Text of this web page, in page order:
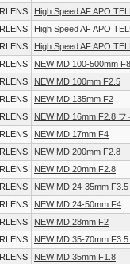
High Speed AF APO
High Speed AF APO
High Speed AF APO
NEW MD 100-500mm F8
NEW MD 100mm F2.5
NEW MD 135mm F2
NEW MD 16mm F2.8 フ
NEW MD 17mm F4
NEW MD 200mm F2.8
NEW MD 20mm F2.8
NEW MD 24-35mm F3.5
NEW MD 24-50mm F4
NEW MD 28mm F2
NEW MD 35-70mm F3.5
NEW MD 35mm F1.8